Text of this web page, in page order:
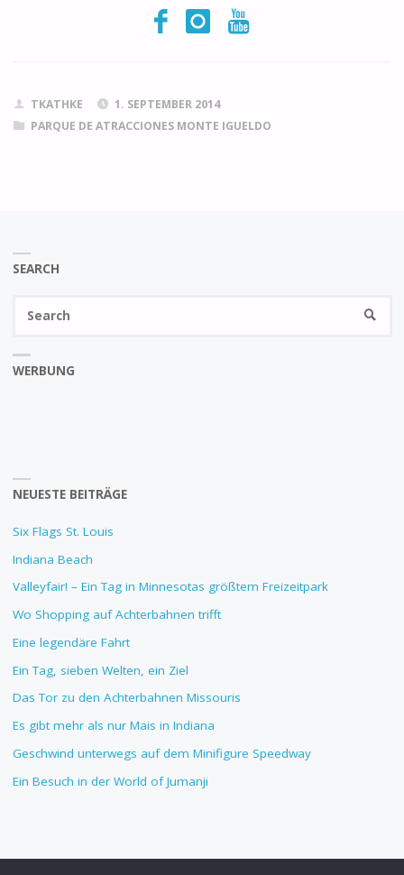
TKATHKE
1. SEPTEMBER 2014
PARQUE DE ATRACCIONES MONTE IGUELDO
SEARCH
WERBUNG
NEUESTE BEITRÄGE
Six Flags St. Louis
Indiana Beach
Valleyfair! – Ein Tag in Minnesotas größtem Freizeitpark
Wo Shopping auf Achterbahnen trifft
Eine legendäre Fahrt
Ein Tag, sieben Welten, ein Ziel
Das Tor zu den Achterbahnen Missouris
Es gibt mehr als nur Mais in Indiana
Geschwind unterwegs auf dem Minifigure Speedway
Ein Besuch in der World of Jumanji